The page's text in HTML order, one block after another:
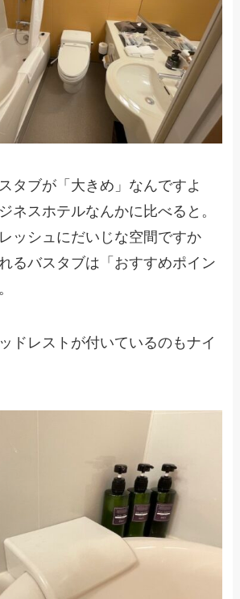
タブが「大きめ」なんですよ
ネスホテルなんかに比べると。
ッシュにだいじな空間ですか
るバスタブは「おすすめポイン
ドレストが付いているのもナイ